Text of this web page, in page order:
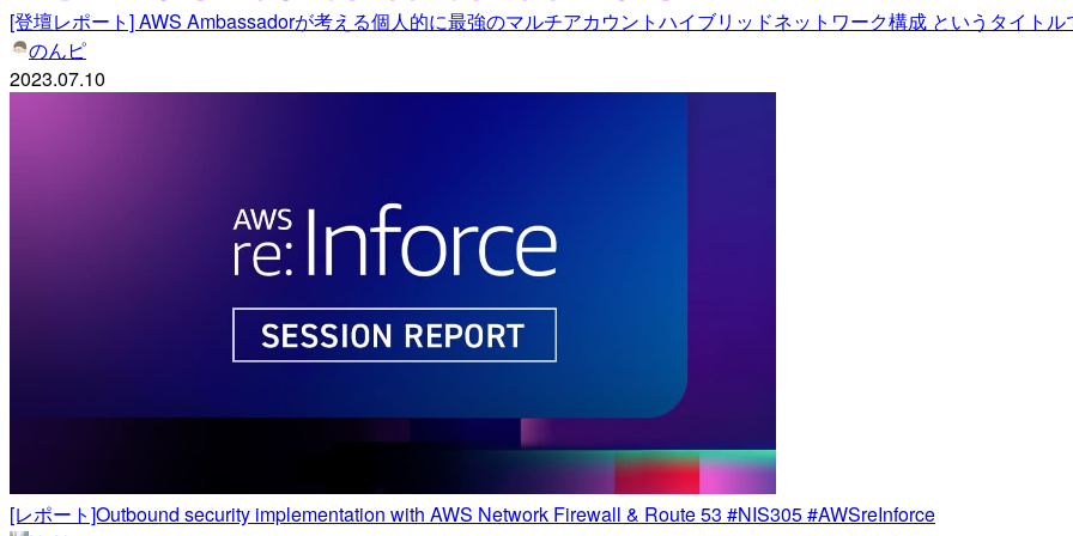
[登壇レポート] AWS Ambassadorが考える個人的に最強のマルチアカウントハイブリッドネットワーク構成 というタイト
のんピ
2023.07.10
[レポート]Outbound security implementation with AWS Network Firewall & Route 53 #NIS305 #AWSreInforce